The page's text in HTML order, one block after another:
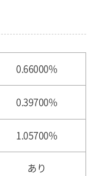
0.66000%
0.39700%
1.05700%
あり